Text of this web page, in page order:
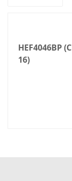
HEF4046BP
16)